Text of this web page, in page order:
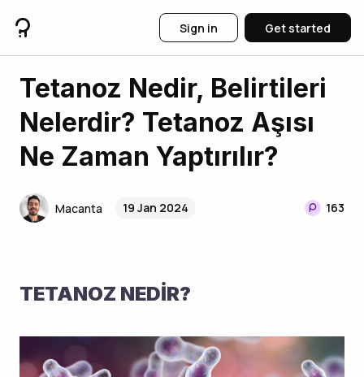
Sign in Get started
Tetanoz Nedir, Belirtileri
Nelerdir? Tetanoz Aşısı
Ne Zaman Yaptırılır?
Macanta 19 Jan 2024 163
TETANOZ NEDİR?